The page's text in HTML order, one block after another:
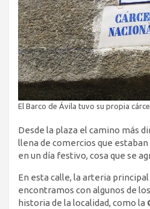
El Barco de Ávila tuvo su propia
Desde la plaza el camino más
llena de comercios que
en un día festivo, cosa que se
En esta calle, la arteria principal
encontramos con algunos de
historia de la localidad, como la